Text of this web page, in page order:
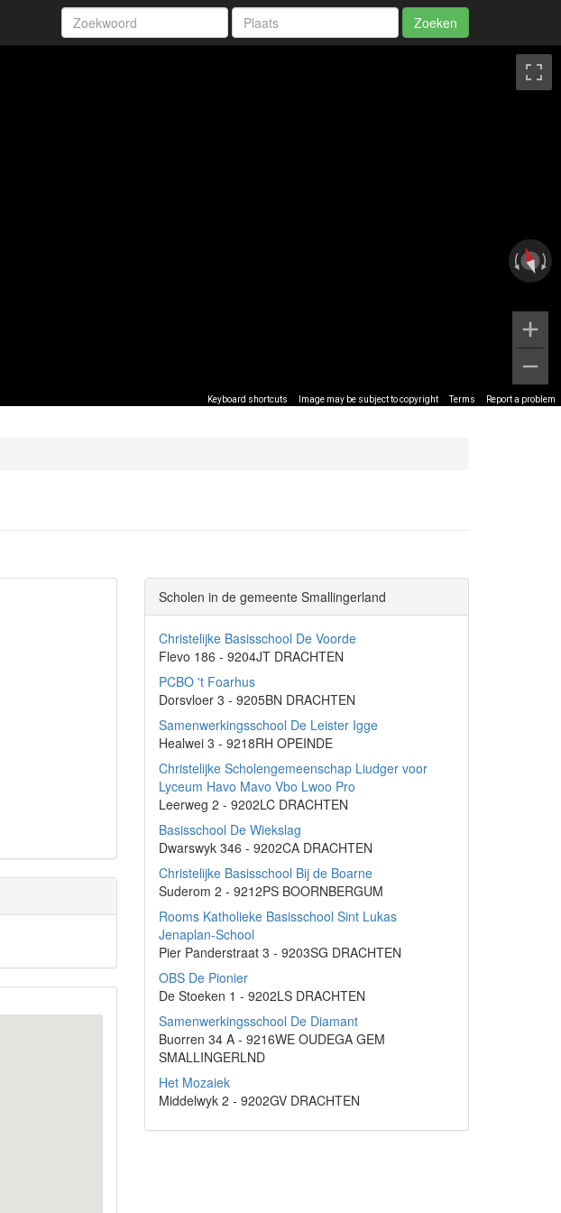
Zoeken
Keyboard shortcuts Image may be subject to copyright Terms Report a problem
Scholen in de gemeente Smallingerland
Christelijke Basisschool De Voorde
Flevo 186 - 9204JT DRACHTEN
PCBO 't Foarhus
Dorsvloer 3 - 9205BN DRACHTEN
Samenwerkingsschool De Leister Igge
Healwei 3 - 9218RH OPEINDE
Christelijke Scholengemeenschap Liudger voor
Lyceum Havo Mavo Vbo Lwoo Pro
Leerweg 2 - 9202LC DRACHTEN
Basisschool De Wiekslag
Dwarswyk 346 - 9202CA DRACHTEN
Christelijke Basisschool Bij de Boarne
Suderom 2 - 9212PS BOORNBERGUM
Rooms Katholieke Basisschool Sint Lukas
Jenaplan-School
Pier Panderstraat 3 - 9203SG DRACHTEN
OBS De Pionier
De Stoeken 1 - 9202LS DRACHTEN
Samenwerkingsschool De Diamant
Buorren 34 A - 9216WE OUDEGA GEM
SMALLINGERLND
Het Mozaiek
Middelwyk 2 - 9202GV DRACHTEN